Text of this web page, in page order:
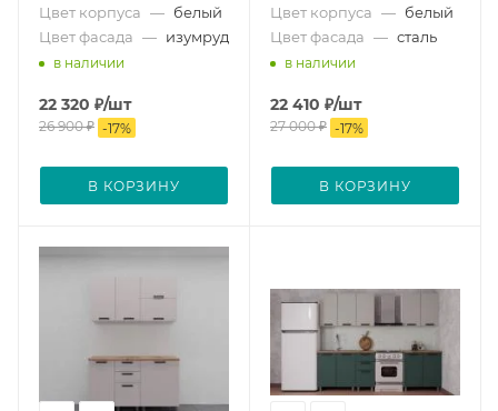
Цвет корпуса — белый
Цвет фасада — изумруд
в наличии
22 320 ₽/шт
26 900₽ -17%
В КОРЗИНУ
Цвет корпуса — белый
Цвет фасада — сталь
в наличии
22 410 ₽/шт
27 000₽ -17%
В КОРЗИНУ